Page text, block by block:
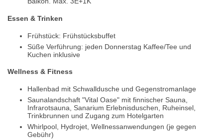
Essen & Trinken
Frühstück: Frühstücksbuffet
Süße Verführung: jeden Donnerstag Kaffee/Tee und
Kuchen inklusive
Wellness & Fitness
Hallenbad mit Schwalldusche und Gegenstromanlage
Saunalandschaft "Vital Oase" mit finnischer Sauna,
Infrarotsauna, Sanarium Erlebnisduschen, Ruheinsel,
Trinkbrunnen und Zugang zum Hotelgarten
Whirlpool, Hydrojet, Wellnessanwendungen (je gegen
Gebühr)